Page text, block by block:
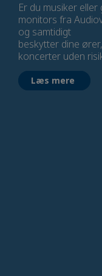
Er du musiker
monitors fra
og samtidigt
beskytter dine
koncerter uden
Læs mere